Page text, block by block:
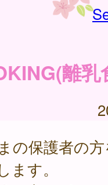
離
の保護者の
ます。